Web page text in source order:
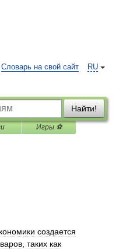
RU
Словарь на свой сайт
Найти!
Игры ⚽
создается
таких как